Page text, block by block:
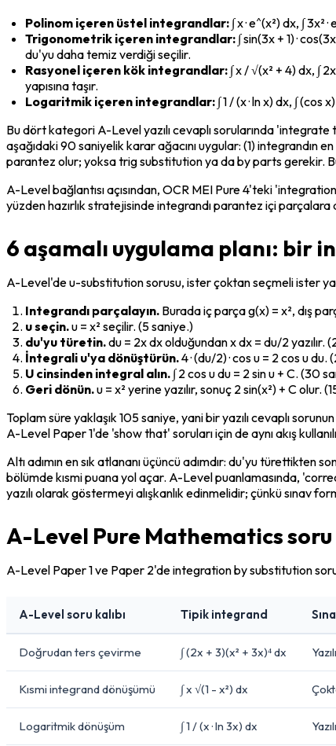
Polinom içeren üstel integrandlar: ∫ x · e^(x²) dx, ∫
Trigonometrik içeren integrandlar: ∫ sin(3x + 1) ·
du'yu daha temiz verdiği seçilir.
Rasyonel içeren kök integrandlar: ∫ x / √(x² + 4) dx, ∫
yapısına taşır.
Logaritmik içeren integrandlar: ∫ 1 / (x · ln x) dx, ∫
Bu dört kategori A-Level yazılı cevaplı sorularında
aşağıdaki 90 saniyelik karar ağacını uygular: (1) integrandın
parantez olur; yoksa trig substitution ya da by parts gerekir.
A-Level bağlantısı açısından, OCR MEI Pure 4'teki
yüzden hazırlık stratejisinde integrandı parantez içi
6 aşamalı uygulama planı: bir
A-Level'de u-substitution sorusu, ister çoktan seçmeli ister
Integrandı parçalayın. Burada iç parça g(x) = x², dış
u seçin. u = x² seçilir. (5 saniye.)
du'yu türetin. du = 2x dx olduğundan x dx = du/2 yazılır.
İntegrali u'ya dönüştürün. 4 · (du/2) · cos u = 2 cos u
U cinsinden integral alın. ∫ 2 cos u du = 2 sin u + C. (30
Geri dönün. u = x² yerine yazılır, sonuç 2 sin(x²) + C olur.
Toplam süre yaklaşık 105 saniye, yani bir yazılı cevaplı
A-Level Paper 1'de 'show that' soruları için de aynı akış
Altı adımın en sık atlananı üçüncü adımdır: du'yu
bölümde kısmi puana yol açar. A-Level puanlamasında,
yazılı olarak göstermeyi alışkanlık edinmelidir; çünkü sınav
A-Level Pure Mathematics
A-Level Paper 1 ve Paper 2'de integration by substitution
A-Level soru kalıbı Tipik integrand
Doğrudan ters çevirme ∫ (2x + 3)(x² + 3x)⁴ dx
Kısmi integrand dönüşümü ∫ x √(1 - x²) dx
Logaritmik dönüşüm ∫ 1 / (x · ln 3x) dx